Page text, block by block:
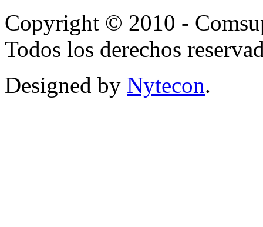
Copyright © 2010 -
Todos los derechos
Designed by Nytecon.